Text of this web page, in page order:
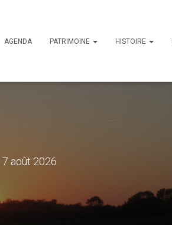
AGENDA PATRIMOINE HISTOIRE
7 août 2026